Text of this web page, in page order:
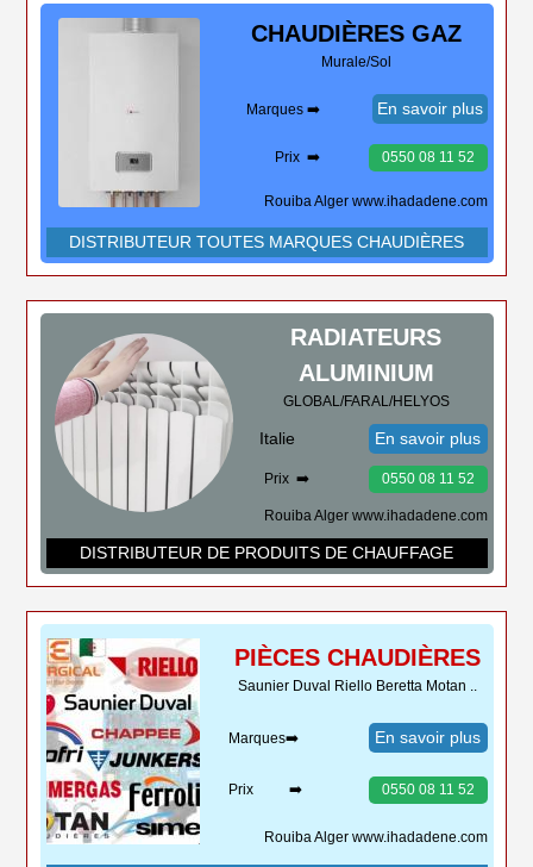
CHAUDIÈRES GAZ
Murale/Sol
Marques ➡️ En savoir plus
Prix ➡️ 0550 08 11 52
Rouiba Alger www.ihadadene.com
DISTRIBUTEUR TOUTES MARQUES CHAUDIÈRES
RADIATEURS
ALUMINIUM
GLOBAL/FARAL/HELYOS
Italie En savoir plus
Prix ➡️ 0550 08 11 52
Rouiba Alger www.ihadadene.com
DISTRIBUTEUR DE PRODUITS DE CHAUFFAGE
PIÈCES CHAUDIÈRES
Saunier Duval Riello Beretta Motan ..
Marques➡️ En savoir plus
Prix ➡️ 0550 08 11 52
Rouiba Alger www.ihadadene.com